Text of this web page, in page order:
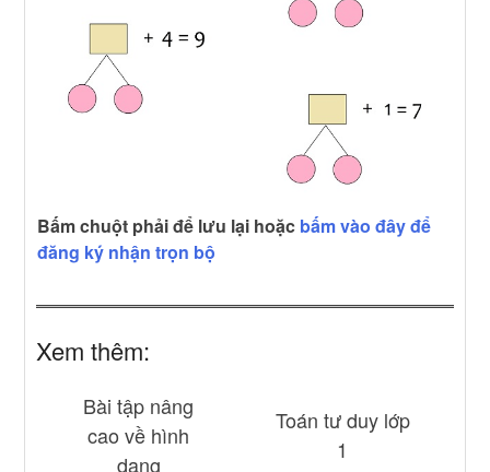
Bấm chuột phải để lưu lại hoặc bấm vào đây để
đăng ký nhận trọn bộ
Xem thêm:
Bài tập nâng
cao về hình
dạng
Toán tư duy lớp
1